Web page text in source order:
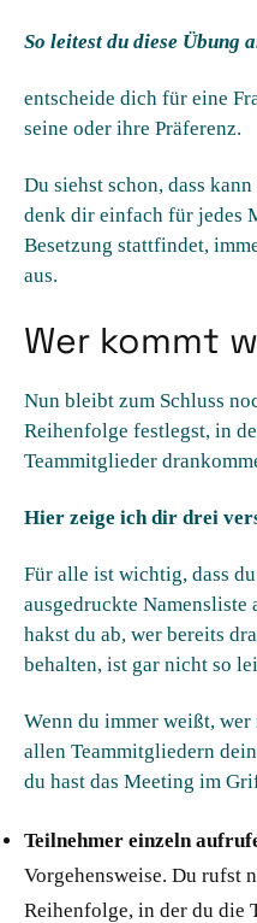
So leitest du diese Übung
entscheide dich für eine
seine oder ihre Präferenz.
Du siehst schon, dass
denk dir einfach für jedes
Besetzung stattfindet,
aus.
Wer kommt
Nun bleibt zum Schluss
Reihenfolge festlegst, in
Teammitglieder
Hier zeige ich dir drei
Für alle ist wichtig, dass
ausgedruckte
hakst du ab, wer bereits
behalten, ist gar nicht so
Wenn du immer weißt,
allen Teammitgliedern
du hast das Meeting im
Teilnehmer einzeln
Vorgehensweise. Du rufst
Reihenfolge, in der du die